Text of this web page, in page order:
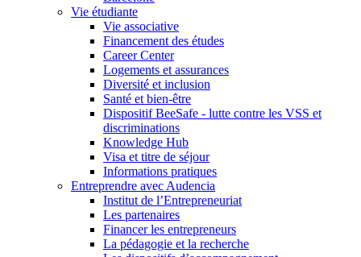
Vie étudiante
Vie associative
Financement des études
Career Center
Logements et assurances
Diversité et inclusion
Santé et bien-être
Dispositif BeeSafe - lutte contre les VSS et
discriminations
Knowledge Hub
Visa et titre de séjour
Informations pratiques
Entreprendre avec Audencia
Institut de l’Entrepreneuriat
Les partenaires
Financer les entrepreneurs
La pédagogie et la recherche